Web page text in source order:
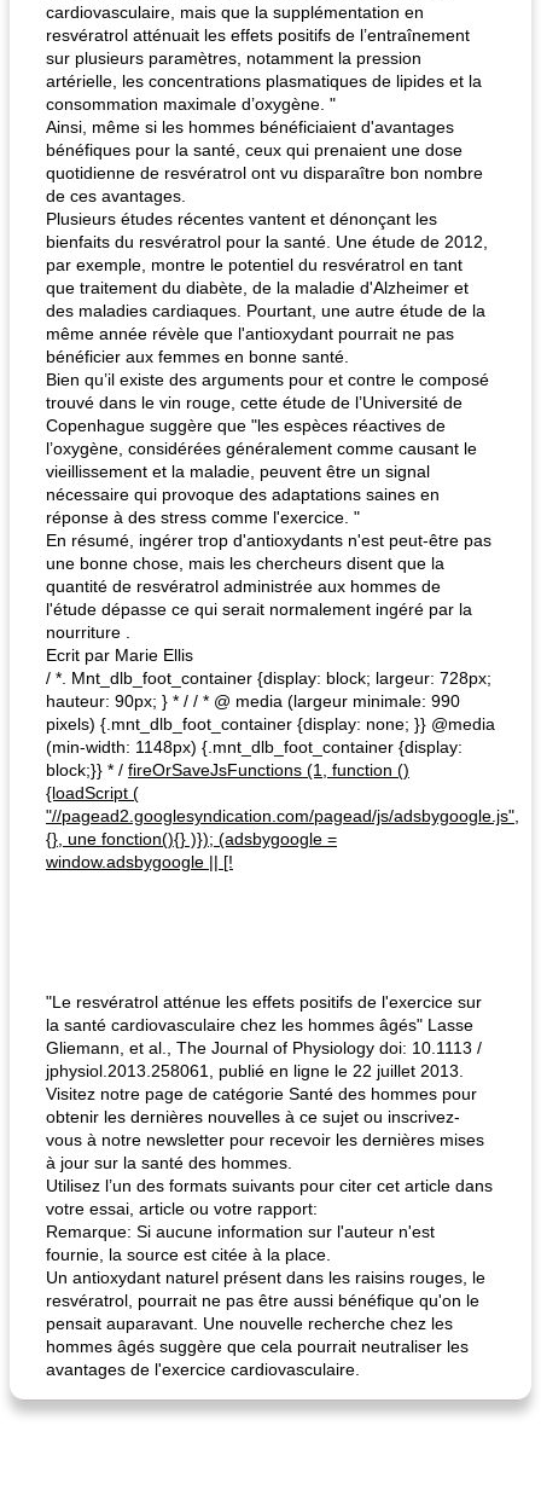
cardiovasculaire, mais que la supplémentation en
resvératrol atténuait les effets positifs de l’entraînement
sur plusieurs paramètres, notamment la pression
artérielle, les concentrations plasmatiques de lipides et la
consommation maximale d’oxygène. "
Ainsi, même si les hommes bénéficiaient d'avantages
bénéfiques pour la santé, ceux qui prenaient une dose
quotidienne de resvératrol ont vu disparaître bon nombre
de ces avantages.
Plusieurs études récentes vantent et dénonçant les
bienfaits du resvératrol pour la santé. Une étude de 2012,
par exemple, montre le potentiel du resvératrol en tant
que traitement du diabète, de la maladie d'Alzheimer et
des maladies cardiaques. Pourtant, une autre étude de la
même année révèle que l'antioxydant pourrait ne pas
bénéficier aux femmes en bonne santé.
Bien qu’il existe des arguments pour et contre le composé
trouvé dans le vin rouge, cette étude de l’Université de
Copenhague suggère que "les espèces réactives de
l’oxygène, considérées généralement comme causant le
vieillissement et la maladie, peuvent être un signal
nécessaire qui provoque des adaptations saines en
réponse à des stress comme l'exercice. "
En résumé, ingérer trop d'antioxydants n'est peut-être pas
une bonne chose, mais les chercheurs disent que la
quantité de resvératrol administrée aux hommes de
l'étude dépasse ce qui serait normalement ingéré par la
nourriture .
Ecrit par Marie Ellis
/ *. Mnt_dlb_foot_container {display: block; largeur: 728px;
hauteur: 90px; } * / / * @ media (largeur minimale: 990
pixels) {.mnt_dlb_foot_container {display: none; }} @media
(min-width: 1148px) {.mnt_dlb_foot_container {display:
block;}} * / fireOrSaveJsFunctions (1, function ()
{loadScript (
"//pagead2.googlesyndication.com/pagead/js/adsbygoogle.js",
{}, une fonction(){} )}); (adsbygoogle =
window.adsbygoogle || [!
"Le resvératrol atténue les effets positifs de l'exercice sur
la santé cardiovasculaire chez les hommes âgés" Lasse
Gliemann, et al., The Journal of Physiology doi: 10.1113 /
jphysiol.2013.258061, publié en ligne le 22 juillet 2013.
Visitez notre page de catégorie Santé des hommes pour
obtenir les dernières nouvelles à ce sujet ou inscrivez-
vous à notre newsletter pour recevoir les dernières mises
à jour sur la santé des hommes.
Utilisez l’un des formats suivants pour citer cet article dans
votre essai, article ou votre rapport:
Remarque: Si aucune information sur l'auteur n'est
fournie, la source est citée à la place.
Un antioxydant naturel présent dans les raisins rouges, le
resvératrol, pourrait ne pas être aussi bénéfique qu'on le
pensait auparavant. Une nouvelle recherche chez les
hommes âgés suggère que cela pourrait neutraliser les
avantages de l'exercice cardiovasculaire.